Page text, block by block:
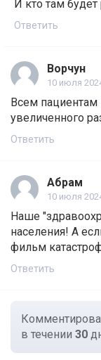
И кто там
Ответить
Ворчун
10 июля
Всем пациентам
увеличенного
Ответить
Абрам
10 июля
Наше
населения! А
фильм
Ответить
в течении 30